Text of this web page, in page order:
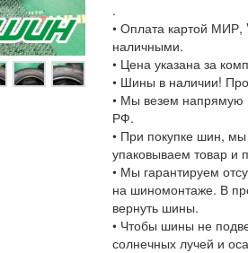
.
• Оплата картой МИР,
наличными.
• Цена указана за
• Шины в наличии!
• Мы везем напрямую
РФ.
• При покупке шин,
упаковываем товар и
• Мы гарантируем
на шиномонтаже. В
вернуть шины.
• Чтобы шины не
солнечных лучей и